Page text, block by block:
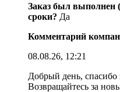
Заказ был выполнен
сроки? Да
Комментарий
08.08.26, 12:21
Добрый день,
Возвращайтесь за